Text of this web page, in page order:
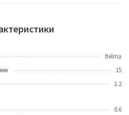
Itelma
15
1.2
0.6